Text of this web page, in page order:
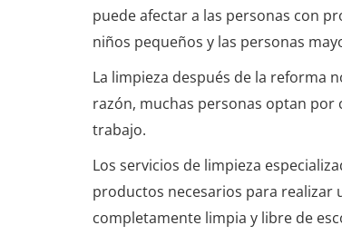
puede afectar a las personas con
niños pequeños y las personas
La limpieza después de la reforma
razón, muchas personas optan por
trabajo.
Los servicios de limpieza
productos necesarios para realizar
completamente limpia y libre de